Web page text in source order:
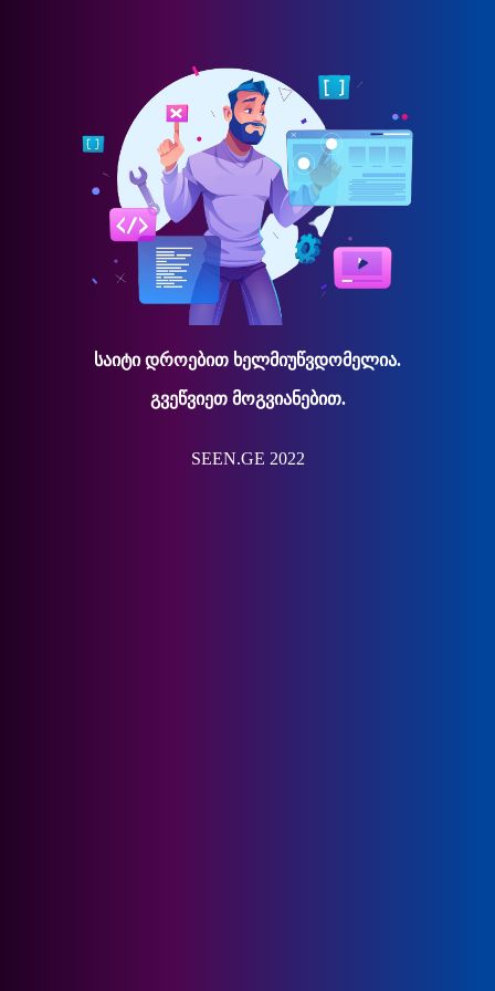
საიტი დროებით ხელმიუწვდომელია.
გვეწვიეთ მოგვიანებით.
SEEN.GE 2022